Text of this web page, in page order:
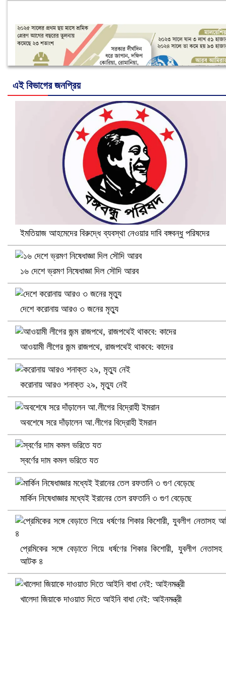
নানা সংকটে রিক্রুটিং এজেন্সি, হুমকির মুখে শ্রম রপ্তানি
খুলনায় বিএনপি অফিসে গুলি-বোমা হামলা, নিহত ১
প্রোটিয়াদের হারিয়ে বিশ্বকাপের শিরোপা ঘরে তুলল ভারত
সৌদিতে ব্যাপক ধরপাকড়, এক সপ্তাহেই ২১ হাজারের বেশি গ্রেপ্তার
এই বিভাগের জনপ্রিয়
ইমতিয়াজ আহমেদের বিরুদ্ধে ব্যবস্থা নেওয়ার দাবি বঙ্গবন্ধু পরিষদের
১৬ দেশে ভ্রমণ নিষেধাজ্ঞা দিল সৌদি আরব
দেশে করোনায় আরও ৩ জনের মৃত্যু
আওয়ামী লীগের জন্ম রাজপথে, রাজপথেই থাকবে: কাদের
করোনায় আরও শনাক্ত ২৯, মৃত্যু নেই
অবশেষে সরে দাঁড়ালেন আ.লীগের বিদ্রোহী ইমরান
স্বর্ণের দাম কমল ভরিতে যত
মার্কিন নিষেধাজ্ঞার মধ্যেই ইরানের তেল রফতানি ৩ গুণ বেড়েছে
প্রেমিকের সঙ্গে বেড়াতে গিয়ে ধর্ষণের শিকার কিশোরী, যুবলীগ নেতাসহ
আটক ৪
খালেদা জিয়াকে দাওয়াত দিতে আইনি বাধা নেই: আইনমন্ত্রী